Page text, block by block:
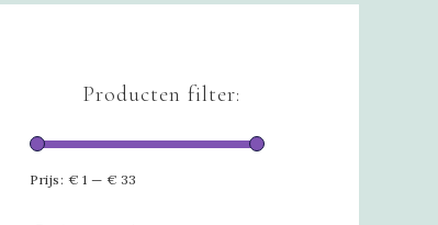
Producten filter:
Prijs: € 1 — € 33